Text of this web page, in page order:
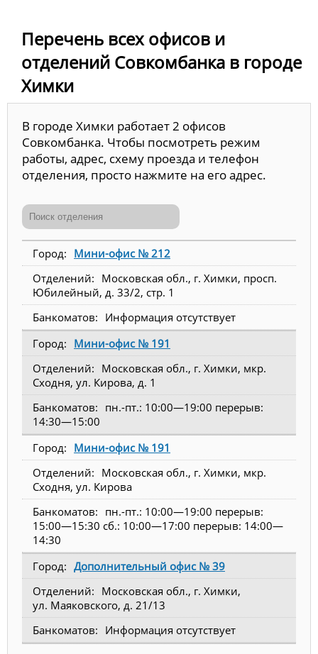
Перечень всех офисов и
отделений Совкомбанка в городе
Химки
В городе Химки работает 2 офисов
Совкомбанка. Чтобы посмотреть режим
работы, адрес, схему проезда и телефон
отделения, просто нажмите на его адрес.
Мини-офис № 212
Московская обл., г. Химки, просп.
Юбилейный, д. 33/2, стр. 1
Информация отсутствует
Мини-офис № 191
Московская обл., г. Химки, мкр.
Сходня, ул. Кирова, д. 1
пн.-пт.: 10:00—19:00 перерыв:
14:30—15:00
Мини-офис № 191
Московская обл., г. Химки, мкр.
Сходня, ул. Кирова
пн.-пт.: 10:00—19:00 перерыв:
15:00—15:30 сб.: 10:00—17:00 перерыв: 14:00—
14:30
Дополнительный офис № 39
Московская обл., г. Химки,
ул. Маяковского, д. 21/13
Информация отсутствует